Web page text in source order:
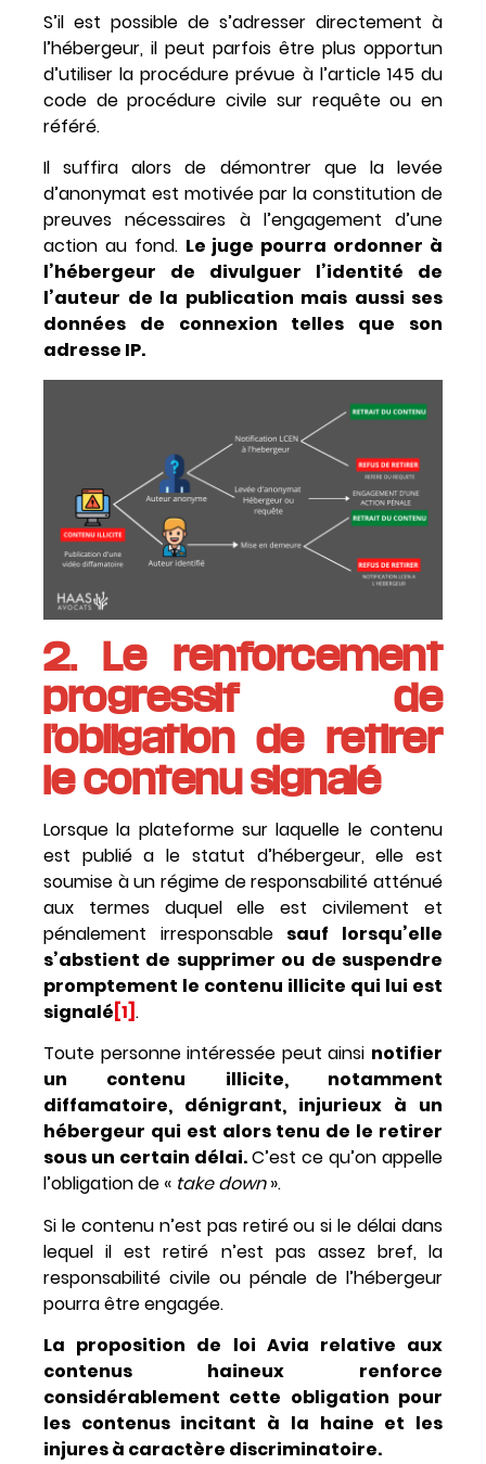
S’il est possible de s’adresser directement à
l’hébergeur, il peut parfois être plus opportun
d’utiliser la procédure prévue à l’article 145 du
code de procédure civile sur requête ou en
référé.
Il suffira alors de démontrer que la levée
d’anonymat est motivée par la constitution de
preuves nécessaires à l’engagement d’une
action au fond. Le juge pourra ordonner à
l’hébergeur de divulguer l’identité de
l’auteur de la publication mais aussi ses
données de connexion telles que son
adresse IP.
2. Le renforcement
progressif de
l’obligation de retirer
le contenu signalé
Lorsque la plateforme sur laquelle le contenu
est publié a le statut d’hébergeur, elle est
soumise à un régime de responsabilité atténué
aux termes duquel elle est civilement et
pénalement irresponsable sauf lorsqu’elle
s’abstient de supprimer ou de suspendre
promptement le contenu illicite qui lui est
signalé[1].
Toute personne intéressée peut ainsi notifier
un contenu illicite, notamment
diffamatoire, dénigrant, injurieux à un
hébergeur qui est alors tenu de le retirer
sous un certain délai.C’est ce qu’on appelle
l’obligation de « take down».
Si le contenu n’est pas retiré ou si le délai dans
lequel il est retiré n’est pas assez bref, la
responsabilité civile ou pénale de l’hébergeur
pourra être engagée.
La proposition de loi Avia relative aux
contenus haineux renforce
considérablement cette obligation pour
les contenus incitant à la haine et les
injures à caractère discriminatoire.